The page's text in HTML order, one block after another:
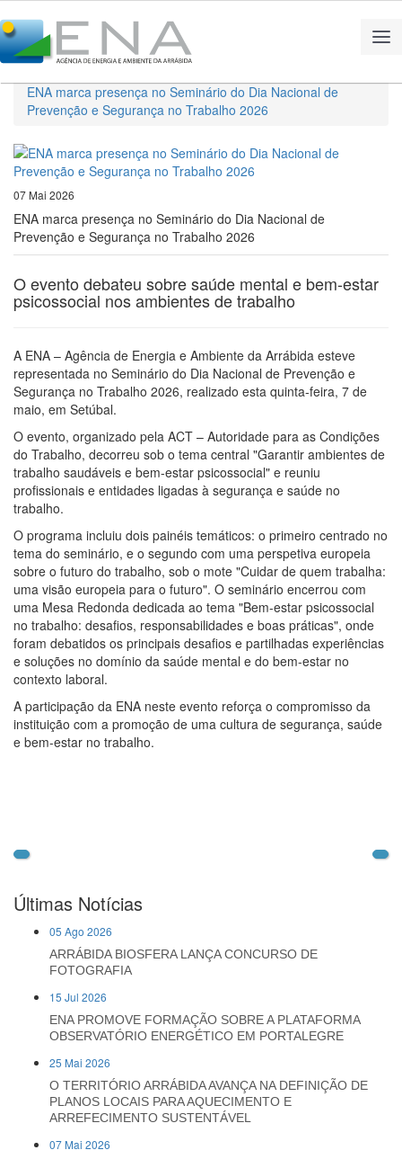
ENA marca presença no Seminário do Dia Nacional de
Prevenção e Segurança no Trabalho 2026
07 Mai 2026
ENA marca presença no Seminário do Dia Nacional de
Prevenção e Segurança no Trabalho 2026
O evento debateu sobre saúde mental e bem-estar
psicossocial nos ambientes de trabalho
A ENA – Agência de Energia e Ambiente da Arrábida esteve
representada no Seminário do Dia Nacional de Prevenção e
Segurança no Trabalho 2026, realizado esta quinta-feira, 7 de
maio, em Setúbal.
O evento, organizado pela ACT – Autoridade para as Condições
do Trabalho, decorreu sob o tema central "Garantir ambientes de
trabalho saudáveis e bem-estar psicossocial" e reuniu
profissionais e entidades ligadas à segurança e saúde no
trabalho.
O programa incluiu dois painéis temáticos: o primeiro centrado no
tema do seminário, e o segundo com uma perspetiva europeia
sobre o futuro do trabalho, sob o mote "Cuidar de quem trabalha:
uma visão europeia para o futuro". O seminário encerrou com
uma Mesa Redonda dedicada ao tema "Bem-estar psicossocial
no trabalho: desafios, responsabilidades e boas práticas", onde
foram debatidos os principais desafios e partilhadas experiências
e soluções no domínio da saúde mental e do bem-estar no
contexto laboral.
A participação da ENA neste evento reforça o compromisso da
instituição com a promoção de uma cultura de segurança, saúde
e bem-estar no trabalho.
Últimas Notícias
05 Ago 2026
ARRÁBIDA BIOSFERA LANÇA CONCURSO DE
FOTOGRAFIA
15 Jul 2026
ENA PROMOVE FORMAÇÃO SOBRE A PLATAFORMA
OBSERVATÓRIO ENERGÉTICO EM PORTALEGRE
25 Mai 2026
O TERRITÓRIO ARRÁBIDA AVANÇA NA DEFINIÇÃO DE
PLANOS LOCAIS PARA AQUECIMENTO E
ARREFECIMENTO SUSTENTÁVEL
07 Mai 2026